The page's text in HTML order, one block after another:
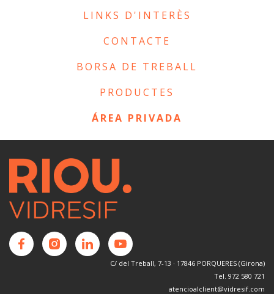
LINKS D'INTERÈS
CONTACTE
BORSA DE TREBALL
PRODUCTES
ÁREA PRIVADA
C/ del Treball, 7-13 · 17846 PORQUERES (Girona)
Tel. 972 580 721
atencioalclient@vidresif.com